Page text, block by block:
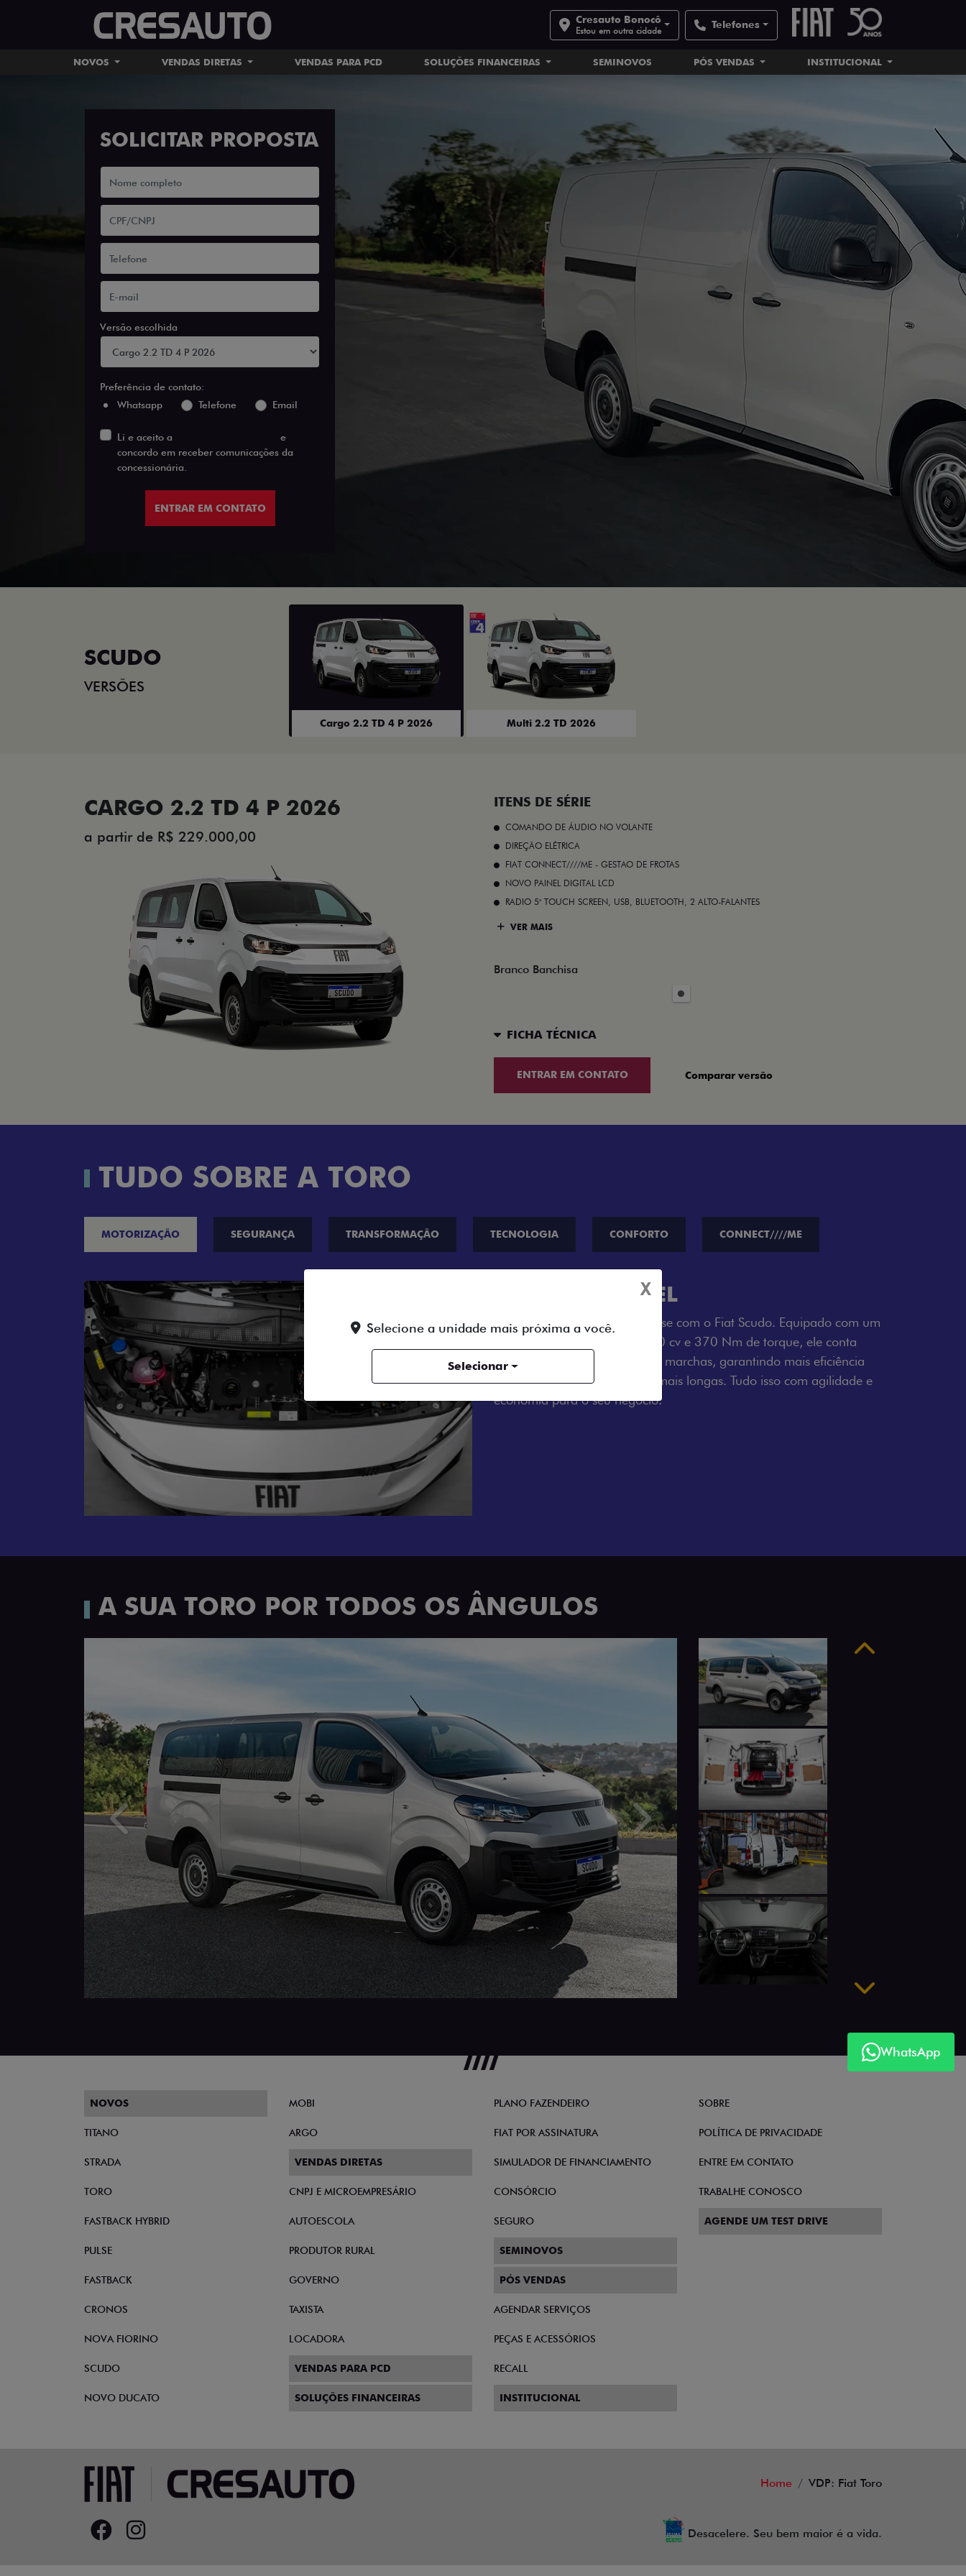
Cresauto Bonocô
Estou em outra cidade Telefones
NOVOS VENDAS DIRETAS VENDAS PARA PCD SOLUÇÕES FINANCEIRAS SEMINOVOS PÓS VENDAS INSTITUCIONAL
SOLICITAR PROPOSTA
Versão escolhida
Preferência de contato:
Whatsapp
Telefone Email
Li e aceito a
e
concordo em receber comunicações da
concessionária.
ENTRAR EM CONTATO
SCUDO
VERSÕES
Cargo 2.2 TD 4 P 2026 Multi 2.2 TD 2026
CARGO 2.2 TD 4 P 2026
a partir de R$ 229.000,00
ITENS DE SÉRIE
COMANDO DE ÁUDIO NO VOLANTE
DIREÇÃO ELÉTRICA
FIAT CONNECT////ME - GESTAO DE FROTAS
NOVO PAINEL DIGITAL LCD
RADIO 5" TOUCH SCREEN, USB, BLUETOOTH, 2 ALTO-FALANTES
VER MAIS
Branco Banchisa
FICHA TÉCNICA
ENTRAR EM CONTATO Comparar versão
TUDO SOBRE A TORO
MOTORIZAÇÃO SEGURANÇA TRANSFORMAÇÃO TECNOLOGIA CONFORTO CONNECT////ME
MOTOR A DIESEL
Tenha um dia a dia sem estresse com o Fiat Scudo. Equipado com um
motor 2.2 Turbo Diesel de 150 cv e 370 Nm de torque, ele conta
com transmissão manual de 6 marchas, garantindo mais eficiência
até nas jornadas de trabalho mais longas. Tudo isso com agilidade e
economia para o seu negócio.
A SUA TORO POR TODOS OS ÂNGULOS
Anterior Próximo
Anterior
WhatsApp
NOVOS
TITANO
STRADA
TORO
FASTBACK HYBRID
PULSE
FASTBACK
CRONOS
NOVA FIORINO
SCUDO
NOVO DUCATO
MOBI
ARGO
VENDAS DIRETAS
CNPJ E MICROEMPRESÁRIO
AUTOESCOLA
PRODUTOR RURAL
GOVERNO
TAXISTA
LOCADORA
VENDAS PARA PCD
SOLUÇÕES FINANCEIRAS
PLANO FAZENDEIRO
FIAT POR ASSINATURA
SIMULADOR DE FINANCIAMENTO
CONSÓRCIO
SEGURO
SEMINOVOS
PÓS VENDAS
AGENDAR SERVIÇOS
PEÇAS E ACESSÓRIOS
RECALL
INSTITUCIONAL
SOBRE
POLÍTICA DE PRIVACIDADE
ENTRE EM CONTATO
TRABALHE CONOSCO
AGENDE UM TEST DRIVE
Home VDP: Fiat Toro
Desacelere. Seu bem maior é a vida.
X
Selecione a unidade mais próxima a você.
Selecionar